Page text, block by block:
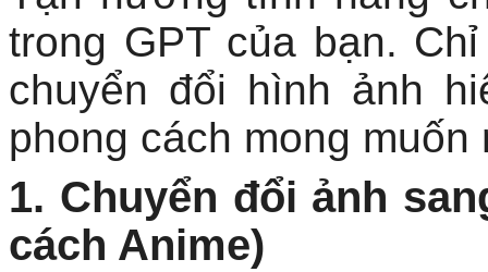
trong GPT của bạn.
chuyển đổi hình ảnh
phong cách mong muốn
1. Chuyển đổi ảnh
cách Anime)